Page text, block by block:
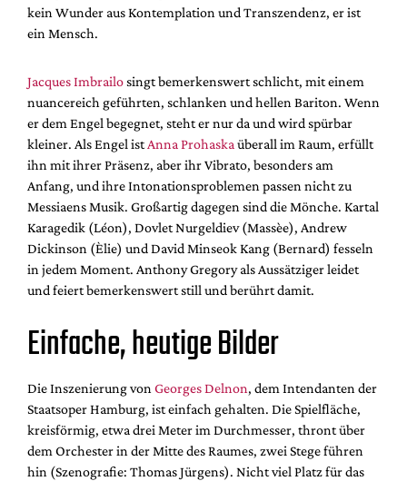
kein Wunder aus Kontemplation und Transzendenz, er ist
ein Mensch.
Jacques Imbrailosingt bemerkenswert schlicht, mit einem
nuancereich geführten, schlanken und hellen Bariton. Wenn
er dem Engel begegnet, steht er nur da und wird spürbar
kleiner. Als Engel ist Anna Prohaska überall im Raum, erfüllt
ihn mit ihrer Präsenz, aber ihr Vibrato, besonders am
Anfang, und ihre Intonationsproblemen passen nicht zu
Messiaens Musik. Großartig dagegen sind die Mönche. Kartal
Karagedik (Léon), Dovlet Nurgeldiev (Massèe), Andrew
Dickinson (Èlie) und David Minseok Kang (Bernard) fesseln
in jedem Moment. Anthony Gregory als Aussätziger leidet
und feiert bemerkenswert still und berührt damit.
Einfache, heutige Bilder
Die Inszenierung von Georges Delnon, dem Intendanten der
Staatsoper Hamburg, ist einfach gehalten. Die Spielfläche,
kreisförmig, etwa drei Meter im Durchmesser, thront über
dem Orchester in der Mitte des Raumes, zwei Stege führen
hin (Szenografie: Thomas Jürgens). Nicht viel Platz für das